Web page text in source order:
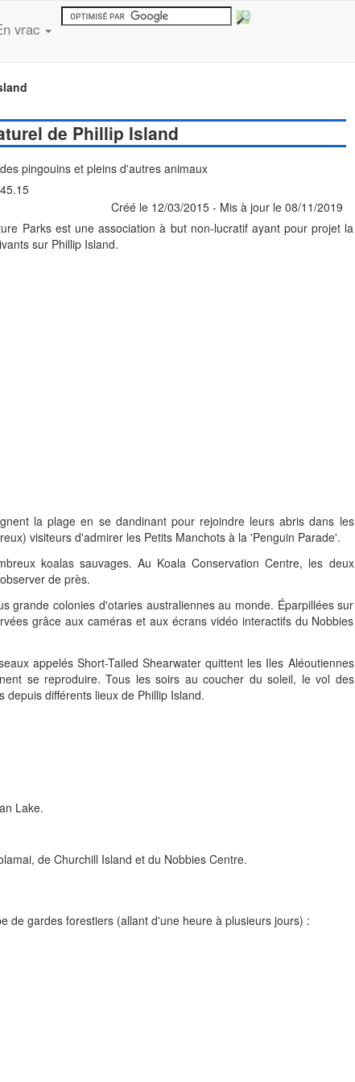
vrac
de Phillip Island
pingouins et pleins d'autres animaux
Créé le 12/03/2015 - Mis à jour le 08/11/2019
Parks est une association à but non-lucratif ayant pour projet la
sur Phillip Island.
la plage en se dandinant pour rejoindre leurs abris dans les
visiteurs d'admirer les Petits Manchots à la 'Penguin Parade'.
koalas sauvages. Au Koala Conservation Centre, les deux
de près.
grande colonies d'otaries australiennes au monde. Éparpillées sur
grâce aux caméras et aux écrans vidéo interactifs du Nobbies
appelés Short-Tailed Shearwater quittent les Iles Aléoutiennes
se reproduire. Tous les soirs au coucher du soleil, le vol des
différents lieux de Phillip Island.
Lake.
de Churchill Island et du Nobbies Centre.
de gardes forestiers (allant d'une heure à plusieurs jours) :